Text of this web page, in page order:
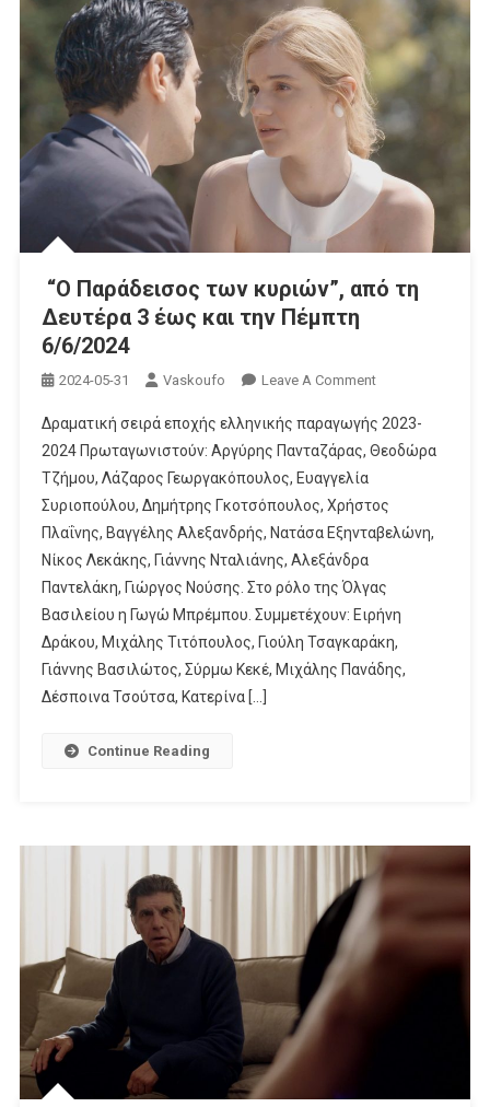
“Ο Παράδεισος των κυριών”, από τη
Δευτέρα 3 έως και την Πέμπτη
6/6/2024
2024-05-31 Vaskoufo Leave A CommentOn
Παράδεισος
Των
Από
Τη
Έως
Την
Πέμπτη
Δραματική σειρά εποχής ελληνικής παραγωγής 2023-
2024 Πρωταγωνιστούν: Αργύρης Πανταζάρας, Θεοδώρα
Τζήμου, Λάζαρος Γεωργακόπουλος, Ευαγγελία
Συριοπούλου, Δημήτρης Γκοτσόπουλος, Χρήστος
Πλαΐνης, Βαγγέλης Αλεξανδρής, Νατάσα Εξηνταβελώνη,
Νίκος Λεκάκης, Γιάννης Νταλιάνης, Αλεξάνδρα
Παντελάκη, Γιώργος Νούσης. Στο ρόλο της Όλγας
Βασιλείου η Γωγώ Μπρέμπου. Συμμετέχουν: Ειρήνη
Δράκου, Μιχάλης Τιτόπουλος, Γιούλη Τσαγκαράκη,
Γιάννης Βασιλώτος, Σύρμω Κεκέ, Μιχάλης Πανάδης,
Δέσποινα Τσούτσα, Κατερίνα […]
Continue Reading